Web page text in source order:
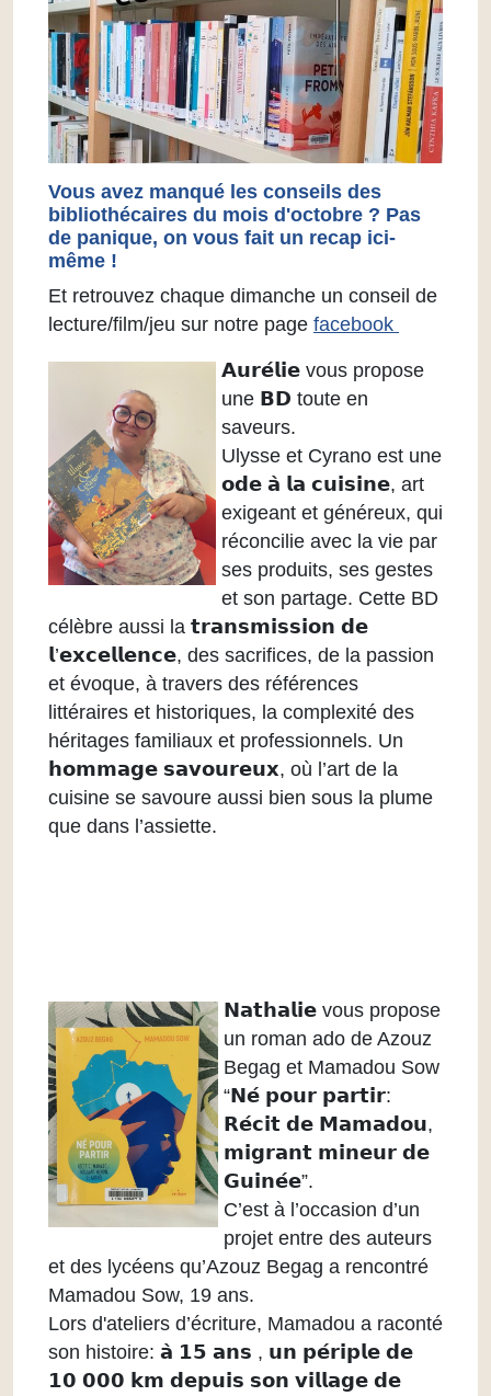
Vous avez manqué les conseils des
bibliothécaires du mois d'octobre ? Pas
de panique, on vous fait un recap ici-
même !
Et retrouvez chaque dimanche un conseil de
lecture/film/jeu sur notre page facebook
𝗔𝘂𝗿𝗲́𝗹𝗶𝗲 vous propose
une 𝗕𝗗 toute en
saveurs.
Ulysse et Cyrano est une
𝗼𝗱𝗲 𝗮̀ 𝗹𝗮 𝗰𝘂𝗶𝘀𝗶𝗻𝗲, art
exigeant et généreux, qui
réconcilie avec la vie par
ses produits, ses gestes
et son partage. Cette BD
célèbre aussi la 𝘁𝗿𝗮𝗻𝘀𝗺𝗶𝘀𝘀𝗶𝗼𝗻 𝗱𝗲
𝗹’𝗲𝘅𝗰𝗲𝗹𝗹𝗲𝗻𝗰𝗲, des sacrifices, de la passion
et évoque, à travers des références
littéraires et historiques, la complexité des
héritages familiaux et professionnels. Un
𝗵𝗼𝗺𝗺𝗮𝗴𝗲 𝘀𝗮𝘃𝗼𝘂𝗿𝗲𝘂𝘅, où l’art de la
cuisine se savoure aussi bien sous la plume
que dans l’assiette.
𝗡𝗮𝘁𝗵𝗮𝗹𝗶𝗲 vous propose
un roman ado de Azouz
Begag et Mamadou Sow
“𝗡𝗲́ 𝗽𝗼𝘂𝗿 𝗽𝗮𝗿𝘁𝗶𝗿:
𝗥𝗲́𝗰𝗶𝘁 𝗱𝗲 𝗠𝗮𝗺𝗮𝗱𝗼𝘂,
𝗺𝗶𝗴𝗿𝗮𝗻𝘁 𝗺𝗶𝗻𝗲𝘂𝗿 𝗱𝗲
𝗚𝘂𝗶𝗻𝗲́𝗲”.
C’est à l’occasion d’un
projet entre des auteurs
et des lycéens qu’Azouz Begag a rencontré
Mamadou Sow, 19 ans.
Lors d'ateliers d’écriture, Mamadou a raconté
son histoire: 𝗮̀ 𝟭𝟱 𝗮𝗻𝘀 , 𝘂𝗻 𝗽𝗲́𝗿𝗶𝗽𝗹𝗲 𝗱𝗲
𝟭𝟬 𝟬𝟬𝟬 𝗸𝗺 𝗱𝗲𝗽𝘂𝗶𝘀 𝘀𝗼𝗻 𝘃𝗶𝗹𝗹𝗮𝗴𝗲 𝗱𝗲